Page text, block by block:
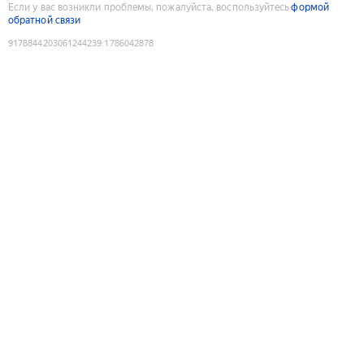
Если у вас возникли проблемы, пожалуйста, воспользуйтесьформой
обратной связи
9178844203061244239:1786042878